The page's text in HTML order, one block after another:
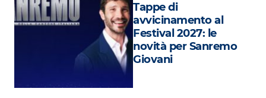
Tappe di
avvicinamento al
Festival 2027: le
novità per Sanremo
Giovani